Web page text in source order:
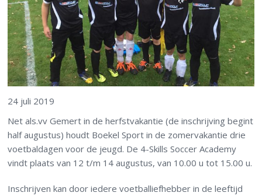
24 juli 2019
Net als.vv Gemert in de herfstvakantie (de inschrijving begint
half augustus) houdt Boekel Sport in de zomervakantie drie
voetbaldagen voor de jeugd. De 4-Skills Soccer Academy
vindt plaats van 12 t/m 14 augustus, van 10.00 u tot 15.00 u.
Inschrijven kan door iedere voetballiefhebber in de leeftijd